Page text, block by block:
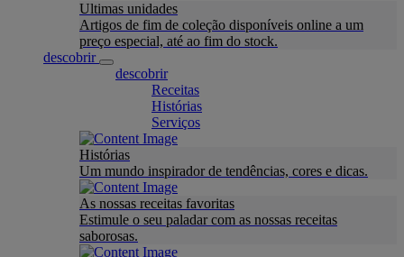
Ultimas unidades
Artigos de fim de coleção disponíveis online a um
preço especial, até ao fim do stock.
descobrir
descobrir
Receitas
Histórias
Serviços
Histórias
Um mundo inspirador de tendências, cores e dicas.
As nossas receitas favoritas
Estimule o seu paladar com as nossas receitas
saborosas.